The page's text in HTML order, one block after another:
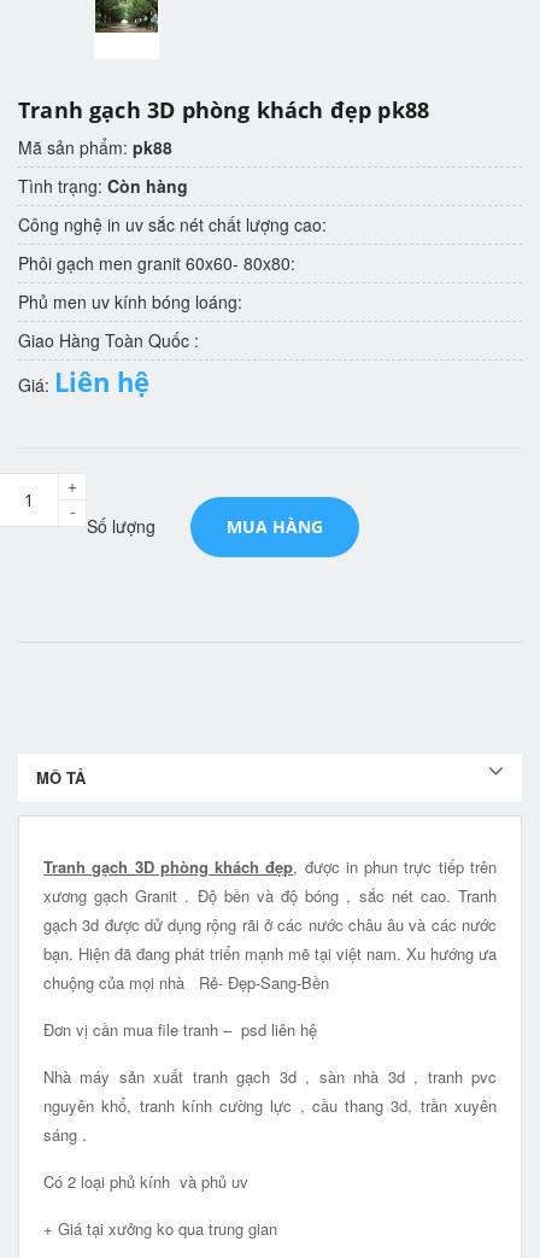
Tranh gạch 3D phòng khách đẹp pk88
Mã sản phẩm: pk88
Tình trạng: Còn hàng
Công nghệ in uv sắc nét chất lượng cao:
Phôi gạch men granit 60x60- 80x80:
Phủ men uv kính bóng loáng:
Giao Hàng Toàn Quốc :
Giá: Liên hệ
Số lượng
-
+
MUA HÀNG
MÔ TẢ
Tranh gạch 3D phòng khách đẹp, được in phun trực tiếp trên
xương gạch Granit . Độ bền và độ bóng , sắc nét cao. Tranh
gạch 3d được dử dụng rộng rãi ở các nước châu âu và các nước
bạn. Hiện đã đang phát triển mạnh mẽ tại việt nam. Xu hướng ưa
chuộng của mọi nhà Rẻ- Đẹp-Sang-Bền
Đơn vị cần mua file tranh – psd liên hệ
Nhà máy sản xuất tranh gạch 3d , sàn nhà 3d , tranh pvc
nguyên khổ, tranh kính cường lực , cầu thang 3d, trần xuyên
sáng .
Có 2 loại phủ kính và phủ uv
+ Giá tại xưởng ko qua trung gian